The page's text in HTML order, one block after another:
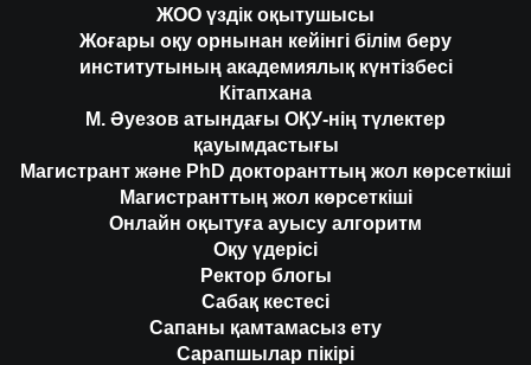
ЖОО үздік оқытушысы
Жоғары оқу орнынан кейінгі білім беру
институтының академиялық күнтізбесі
Кітапхана
М. Әуезов атындағы ОҚУ-нің түлектер
қауымдастығы
Магистрант және PhD докторанттың жол көрсеткіші
Магистранттың жол көрсеткіші
Онлайн оқытуға ауысу алгоритм
Оқу үдерісі
Ректор блогы
Сабақ кестесі
Сапаны қамтамасыз ету
Сарапшылар пікірі